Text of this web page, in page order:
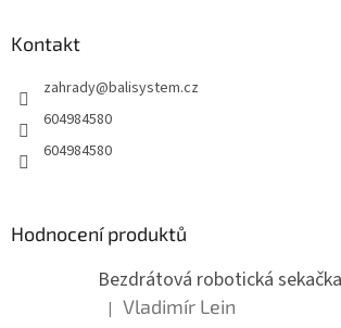
Kontakt
zahrady@balisystem.cz
604984580
604984580
Hodnocení produktů
Hodnocení produktu je 5 z 5 hvězdiček.
| Vladimír Lein